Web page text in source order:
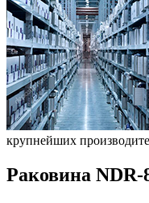
крупнейших
Раковина NDR-